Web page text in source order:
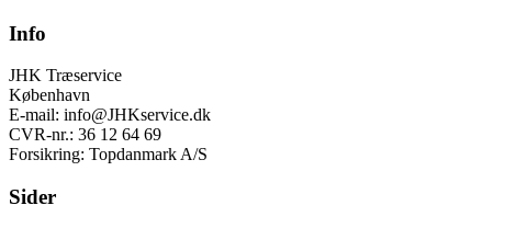
Info
JHK Træservice
København
E-mail: info@JHKservice.dk
CVR-nr.: 36 12 64 69
Forsikring: Topdanmark A/S
Sider